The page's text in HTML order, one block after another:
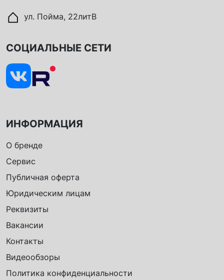
ул. Пойма, 22литВ
ИНФОРМАЦИЯ
О бренде
Сервис
Публичная оферта
Юридическим лицам
Реквизиты
Вакансии
Контакты
Видеообзоры
Политика конфиденциальности
СОЦИАЛЬНЫЕ СЕТИ